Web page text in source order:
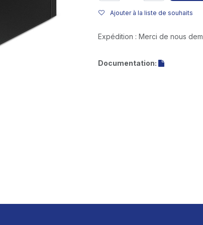
Ajouter à la liste de souhaits
Expédition : Merci de nous
Documentation: